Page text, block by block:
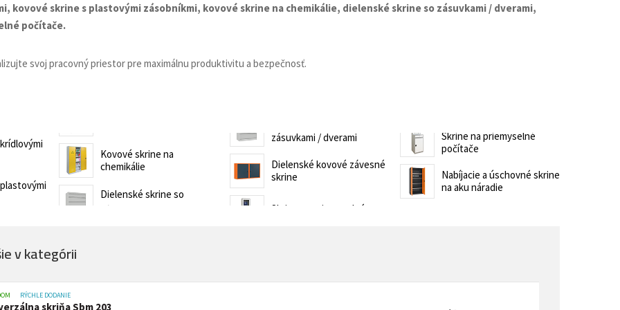
Zdravotnícke a ošetrovacie nočné stolíky
určením
s košmi
a odpadu
Vešiaky
Regály do obchodu
Drevený nábytok pre domovy seniorov
stop prevádzky
Stoličky, kreslá a sedenie
stoličky
kovové skrine s plastovými zásobníkmi, kovové skrine na chemikálie, dielenské skrine so zásuvkami / dverami,
počítače.
svoj pracovný priestor pre maximálnu produktivitu a bezpečnosť.
Kovové skrine na
chemikálie
Dielenské skrine so
zásuvkami / dverami
Dielenské kovové závesné
skrine
Skrine na priemyselné
počítače
Nabíjacie a úschovné skrine
na aku náradie
v kategórii
RÝCHLE DODANIE
skriňa Sbm 203